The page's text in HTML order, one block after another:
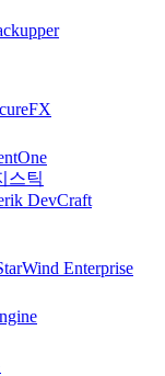
스틱
DevCraft
Enterprise